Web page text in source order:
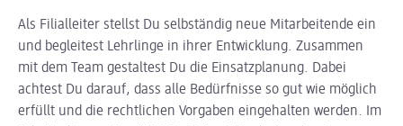
Als Filialleiter stellst Du selbständig neue Mitarbeitende ein
und begleitest Lehrlinge in ihrer Entwicklung. Zusammen
mit dem Team gestaltest Du die Einsatzplanung. Dabei
achtest Du darauf, dass alle Bedürfnisse so gut wie möglich
erfüllt und die rechtlichen Vorgaben eingehalten werden. Im